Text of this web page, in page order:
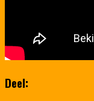
Deel: